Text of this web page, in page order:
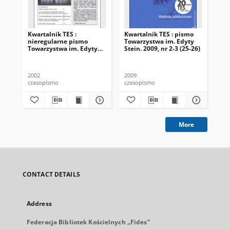
Kwartalnik TES :
nieregularne pismo
Towarzystwa im. Edyty
2002
czasopismo
Kwartalnik TES : pismo
Towarzystwa im. Edyty
Stein. 2009, nr 2-3 (25-26)
2009
czasopismo
More
CONTACT DETAILS
Address
Federacja Bibliotek Kościelnych „Fides”